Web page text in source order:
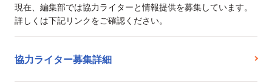
現在、編集部では協力ライターと情報提供を募集しています。
詳しくは下記リンクをご確認ください。
協力ライター募集詳細